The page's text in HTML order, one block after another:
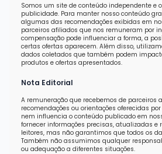
Somos um site de conteúdo independente e
publicidade. Para manter nosso conteúdo
algumas das recomendações exibidas em
parceiros afiliados que nos remuneram por
compensação pode influenciar a forma, a
certas ofertas aparecem. Além disso,
dados coletados que também podem
produtos e ofertas apresentados.
Nota Editorial
A remuneração que recebemos de parceiros
recomendações ou orientações oferecidas
nem influencia o conteúdo publicado em
fornecer informações precisas, atualizadas e
leitores, mas não garantimos que todos os
Também não assumimos qualquer
ou adequação a diferentes situações.